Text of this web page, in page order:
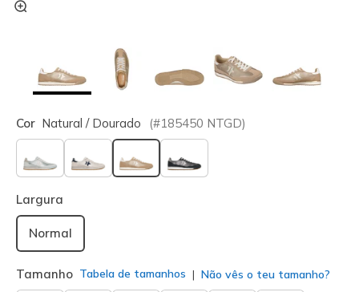
Cor Natural / Dourado (#185450 NTGD)
selecionado
Largura
Normal
Tamanho Tabela de tamanhos Não vês o teu tamanho?